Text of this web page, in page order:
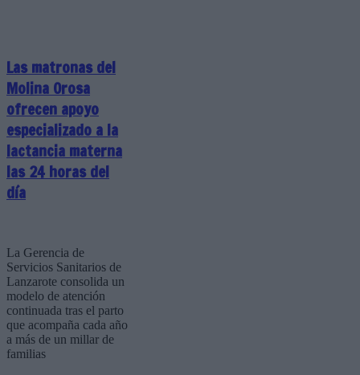
Las matronas del
Molina Orosa
ofrecen apoyo
especializado a la
lactancia materna
las 24 horas del
día
La Gerencia de
Servicios Sanitarios de
Lanzarote consolida un
modelo de atención
continuada tras el parto
que acompaña cada año
a más de un millar de
familias